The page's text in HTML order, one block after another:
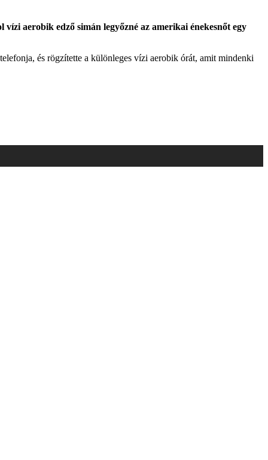
aerobik edző simán legyőzné az amerikai énekesnőt egy
és rögzítette a különleges vízi aerobik órát, amit mindenki